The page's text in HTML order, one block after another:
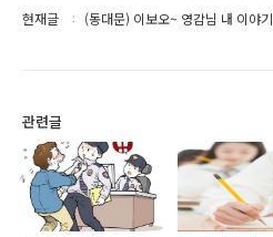
현재글 (동대문) 이보오~ 영감님 내 이야
관련글